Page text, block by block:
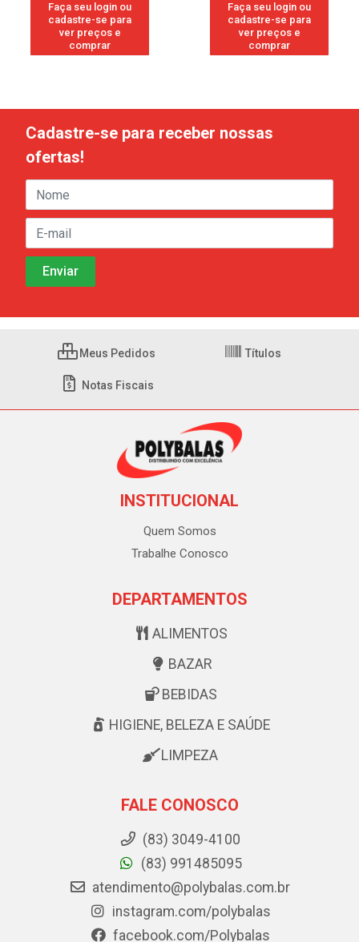
Faça seu login ou
cadastre-se para
ver preços e
comprar
Faça seu login ou
cadastre-se para
ver preços e
comprar
Cadastre-se para receber nossas
ofertas!
Meus Pedidos Títulos
Notas Fiscais
INSTITUCIONAL
Quem Somos
Trabalhe Conosco
DEPARTAMENTOS
ALIMENTOS
BAZAR
BEBIDAS
HIGIENE, BELEZA E SAÚDE
LIMPEZA
FALE CONOSCO
(83) 3049-4100
(83) 991485095
atendimento@polybalas.com.br
instagram.com/polybalas
facebook.com/Polybalas